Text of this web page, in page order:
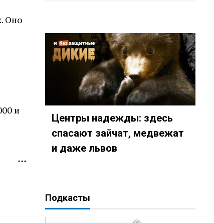
Оно
и
Центры надежды: здесь
спасают зайчат, медвежат
и даже львов
Подкасты